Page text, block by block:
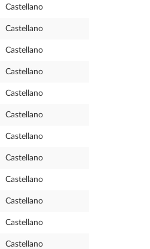
Castellano
Castellano
Castellano
Castellano
Castellano
Castellano
Castellano
Castellano
Castellano
Castellano
Castellano
Castellano